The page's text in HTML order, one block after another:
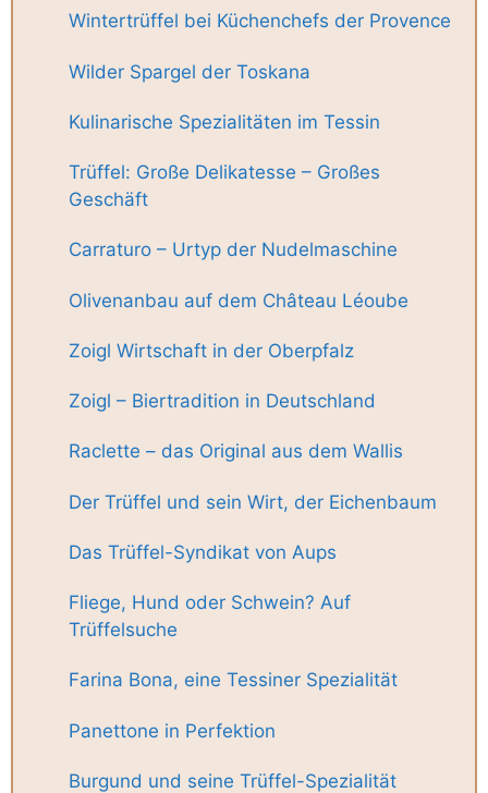
Wintertrüffel bei Küchenchefs der Provence
Wilder Spargel der Toskana
Kulinarische Spezialitäten im Tessin
Trüffel: Große Delikatesse – Großes
Geschäft
Carraturo – Urtyp der Nudelmaschine
Olivenanbau auf dem Château Léoube
Zoigl Wirtschaft in der Oberpfalz
Zoigl – Biertradition in Deutschland
Raclette – das Original aus dem Wallis
Der Trüffel und sein Wirt, der Eichenbaum
Das Trüffel-Syndikat von Aups
Fliege, Hund oder Schwein? Auf
Trüffelsuche
Farina Bona, eine Tessiner Spezialität
Panettone in Perfektion
Burgund und seine Trüffel-Spezialität